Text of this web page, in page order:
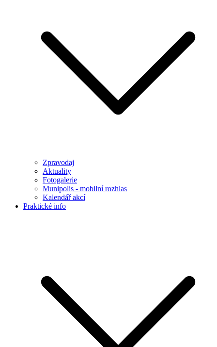
Zpravodaj
Aktuality
Fotogalerie
Munipolis - mobilní rozhlas
Kalendář akcí
Praktické info